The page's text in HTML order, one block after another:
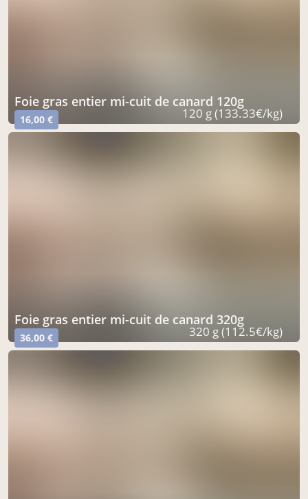
foie gras entier mi-cuit de canard 120g
16,00 € 120 g (133.33€/kg)
foie gras entier mi-cuit de canard 320g
36,00 € 320 g (112.5€/kg)